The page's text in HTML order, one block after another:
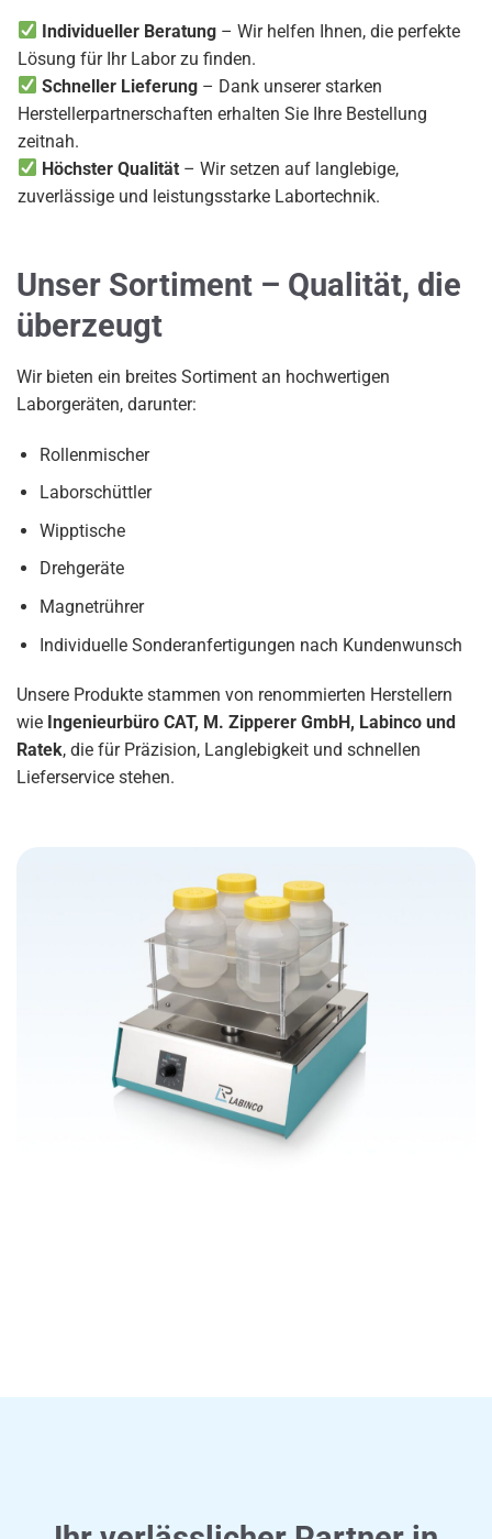
Individueller Beratung – Wir helfen Ihnen, die perfekte
Lösung für Ihr Labor zu finden.
Schneller Lieferung – Dank unserer starken
Herstellerpartnerschaften erhalten Sie Ihre Bestellung
zeitnah.
Höchster Qualität – Wir setzen auf langlebige,
zuverlässige und leistungsstarke Labortechnik.
Unser Sortiment – Qualität, die
überzeugt
Wir bieten ein breites Sortiment an hochwertigen
Laborgeräten, darunter:
Rollenmischer
Laborschüttler
Wipptische
Drehgeräte
Magnetrührer
Individuelle Sonderanfertigungen nach Kundenwunsch
Unsere Produkte stammen von renommierten Herstellern
wie Ingenieurbüro CAT, M. Zipperer GmbH, Labinco und
Ratek, die für Präzision, Langlebigkeit und schnellen
Lieferservice stehen.